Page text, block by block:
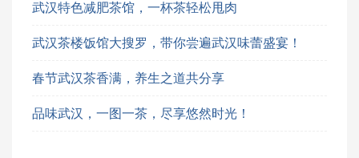
武汉特色减肥茶馆，一杯茶轻松甩肉
武汉茶楼饭馆大搜罗，带你尝遍武汉味蕾盛宴！
春节武汉茶香满，养生之道共分享
品味武汉，一图一茶，尽享悠然时光！